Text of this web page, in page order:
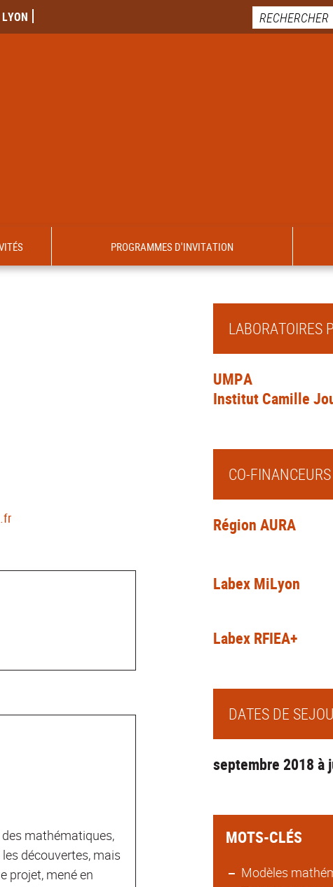
PROGRAMMES D'INVITATION
mathématiques,
découvertes, mais
projet, mené en
LABORATOIRES
UMPA
Institut Camille
CO-FINANCEURS
Région AURA
Labex MiLyon
Labex RFIEA+
DATES DE
septembre 2018 à
MOTS-CLÉS
Modèles